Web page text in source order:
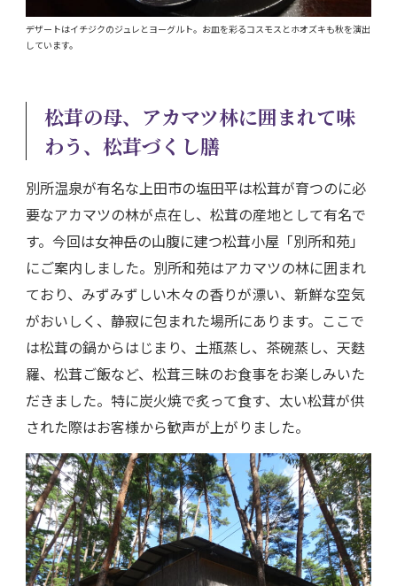
デザートはイチジクのジュレとヨーグルト。お皿を彩るコスモスとホオズキも秋を演出
しています。
松茸の母、アカマツ林に囲まれて味
わう、松茸づくし膳
別所温泉が有名な上田市の塩田平は松茸が育つのに必
要なアカマツの林が点在し、松茸の産地として有名で
す。今回は女神岳の山腹に建つ松茸小屋「別所和苑」
にご案内しました。別所和苑はアカマツの林に囲まれ
ており、みずみずしい木々の香りが漂い、新鮮な空気
がおいしく、静寂に包まれた場所にあります。ここで
は松茸の鍋からはじまり、土瓶蒸し、茶碗蒸し、天麩
羅、松茸ご飯など、松茸三昧のお食事をお楽しみいた
だきました。特に炭火焼で炙って食す、太い松茸が供
された際はお客様から歓声が上がりました。